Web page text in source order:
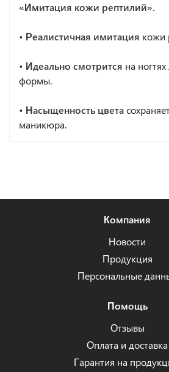
«Имитация кожи рептилий».
• Реалистичная имитация кожи
• Идеально смотрится на
формы.
• Насыщенность цвета
маникюра.
Компания
Новости
Продукция
Персональные
Помощь
Отзывы
Оплата и доставка
Гарантия на